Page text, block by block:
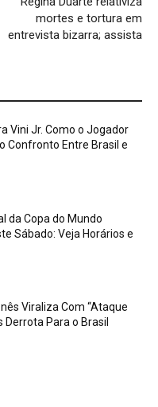
mortes e tortura em
entrevista bizarra; assista
Vini Jr. Como o Jogador
Confronto Entre Brasil e
da Copa do Mundo
Sábado: Veja Horários e
Viraliza Com “Ataque
Derrota Para o Brasil